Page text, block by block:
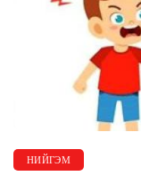
НИЙГЭМ